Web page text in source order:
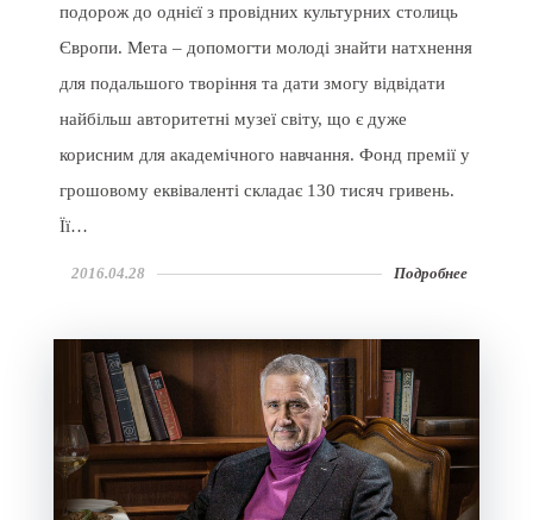
подорож до однієї з провідних культурних столиць
Європи. Мета – допомогти молоді знайти натхнення
для подальшого творіння та дати змогу відвідати
найбільш авторитетні музеї світу, що є дуже
корисним для академічного навчання. Фонд премії у
грошовому еквіваленті складає 130 тисяч гривень.
Її…
2016.04.28 Подробнее